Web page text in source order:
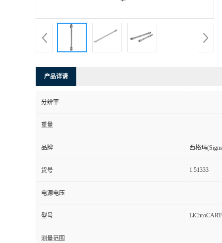
产品详请
分辨率
重量
品牌 西格玛
货号 1.51333
电源电压
型号
测量范围